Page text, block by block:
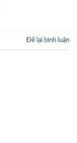
Để lại bình luận